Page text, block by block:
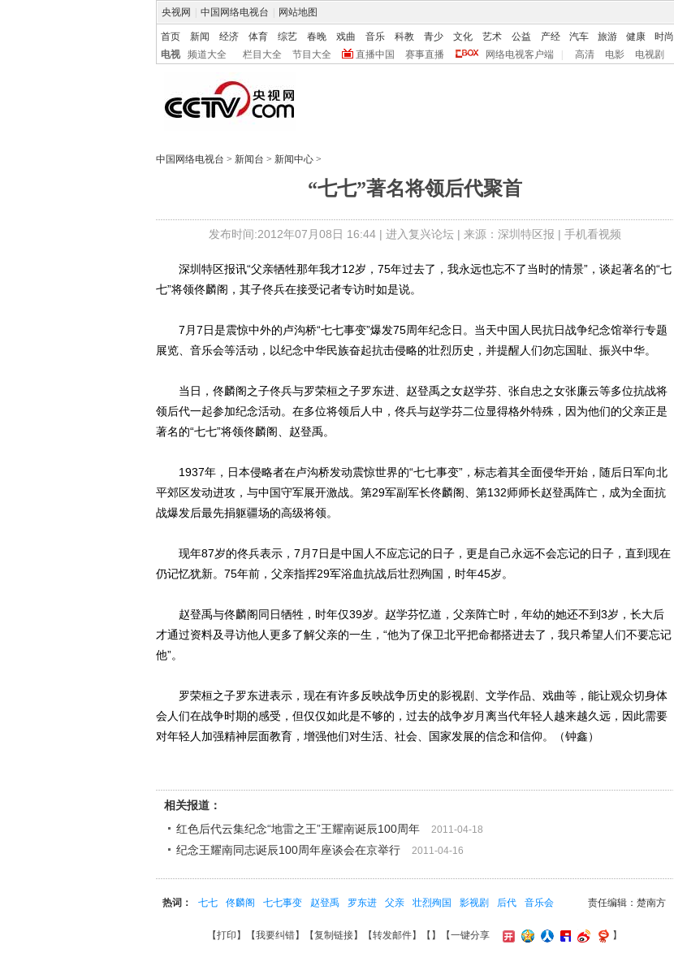
央视网 中国网络电视台 网站地图
首页 新闻 经济 体育 综艺 春晚 戏曲 音乐 科教 青少 文化 艺术 公益 产经 汽车 旅游 健康 时尚
电视
频道大全 栏目大全 节目大全 直播中国 赛事直播 网络电视客户端 高清 电影 电视剧
中国网络电视台 > 新闻台 > 新闻中心 >
“七七”著名将领后代聚首
发布时间:2012年07月08日 16:44 | 进入复兴论坛| 来源：深圳特区报 | 手机看视频
深圳特区报讯“父亲牺牲那年我才12岁，75年过去了，我永远也忘不了当时的情景”，谈起著名的“七
七”将领佟麟阁，其子佟兵在接受记者专访时如是说。
7月7日是震惊中外的卢沟桥“七七事变”爆发75周年纪念日。当天中国人民抗日战争纪念馆举行专题
展览、音乐会等活动，以纪念中华民族奋起抗击侵略的壮烈历史，并提醒人们勿忘国耻、振兴中华。
当日，佟麟阁之子佟兵与罗荣桓之子罗东进、赵登禹之女赵学芬、张自忠之女张廉云等多位抗战将
领后代一起参加纪念活动。在多位将领后人中，佟兵与赵学芬二位显得格外特殊，因为他们的父亲正是
著名的“七七”将领佟麟阁、赵登禹。
1937年，日本侵略者在卢沟桥发动震惊世界的“七七事变”，标志着其全面侵华开始，随后日军向北
平郊区发动进攻，与中国守军展开激战。第29军副军长佟麟阁、第132师师长赵登禹阵亡，成为全面抗
战爆发后最先捐躯疆场的高级将领。
现年87岁的佟兵表示，7月7日是中国人不应忘记的日子，更是自己永远不会忘记的日子，直到现在
仍记忆犹新。75年前，父亲指挥29军浴血抗战后壮烈殉国，时年45岁。
赵登禹与佟麟阁同日牺牲，时年仅39岁。赵学芬忆道，父亲阵亡时，年幼的她还不到3岁，长大后
才通过资料及寻访他人更多了解父亲的一生，“他为了保卫北平把命都搭进去了，我只希望人们不要忘记
他”。
罗荣桓之子罗东进表示，现在有许多反映战争历史的影视剧、文学作品、戏曲等，能让观众切身体
会人们在战争时期的感受，但仅仅如此是不够的，过去的战争岁月离当代年轻人越来越久远，因此需要
对年轻人加强精神层面教育，增强他们对生活、社会、国家发展的信念和信仰。（钟鑫）
相关报道：
红色后代云集纪念“地雷之王”王耀南诞辰100周年
2011-04-18
纪念王耀南同志诞辰100周年座谈会在京举行 2011-04-16
责任编辑：楚南方
热词： 七七 佟麟阁 七七事变 赵登禹 罗东进 父亲 壮烈殉国 影视剧 后代 音乐会
【打印 】【我要纠错】【复制链接】【转发邮件】【 】 【一键分享 】